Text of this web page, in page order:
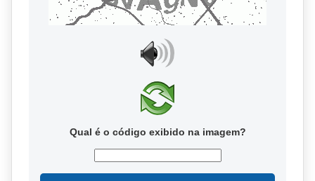
Qual é o código exibido na imagem?